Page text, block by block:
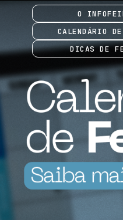
O
CALENDÁRIO
DICAS DE